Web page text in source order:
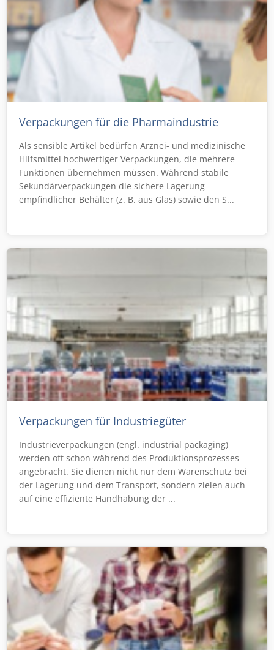
Verpackungen für die Pharmaindustrie
Als sensible Artikel bedürfen Arznei- und medizinische
Hilfsmittel hochwertiger Verpackungen, die mehrere
Funktionen übernehmen müssen. Während stabile
Sekundärverpackungen die sichere Lagerung
empfindlicher Behälter (z. B. aus Glas) sowie den S...
Verpackungen für Industriegüter
Industrieverpackungen (engl. industrial packaging)
werden oft schon während des Produktionsprozesses
angebracht. Sie dienen nicht nur dem Warenschutz bei
der Lagerung und dem Transport, sondern zielen auch
auf eine effiziente Handhabung der ...